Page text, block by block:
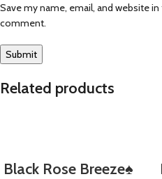
Save my name, email, and website
comment.
Related products
Black Rose Breeze♠️